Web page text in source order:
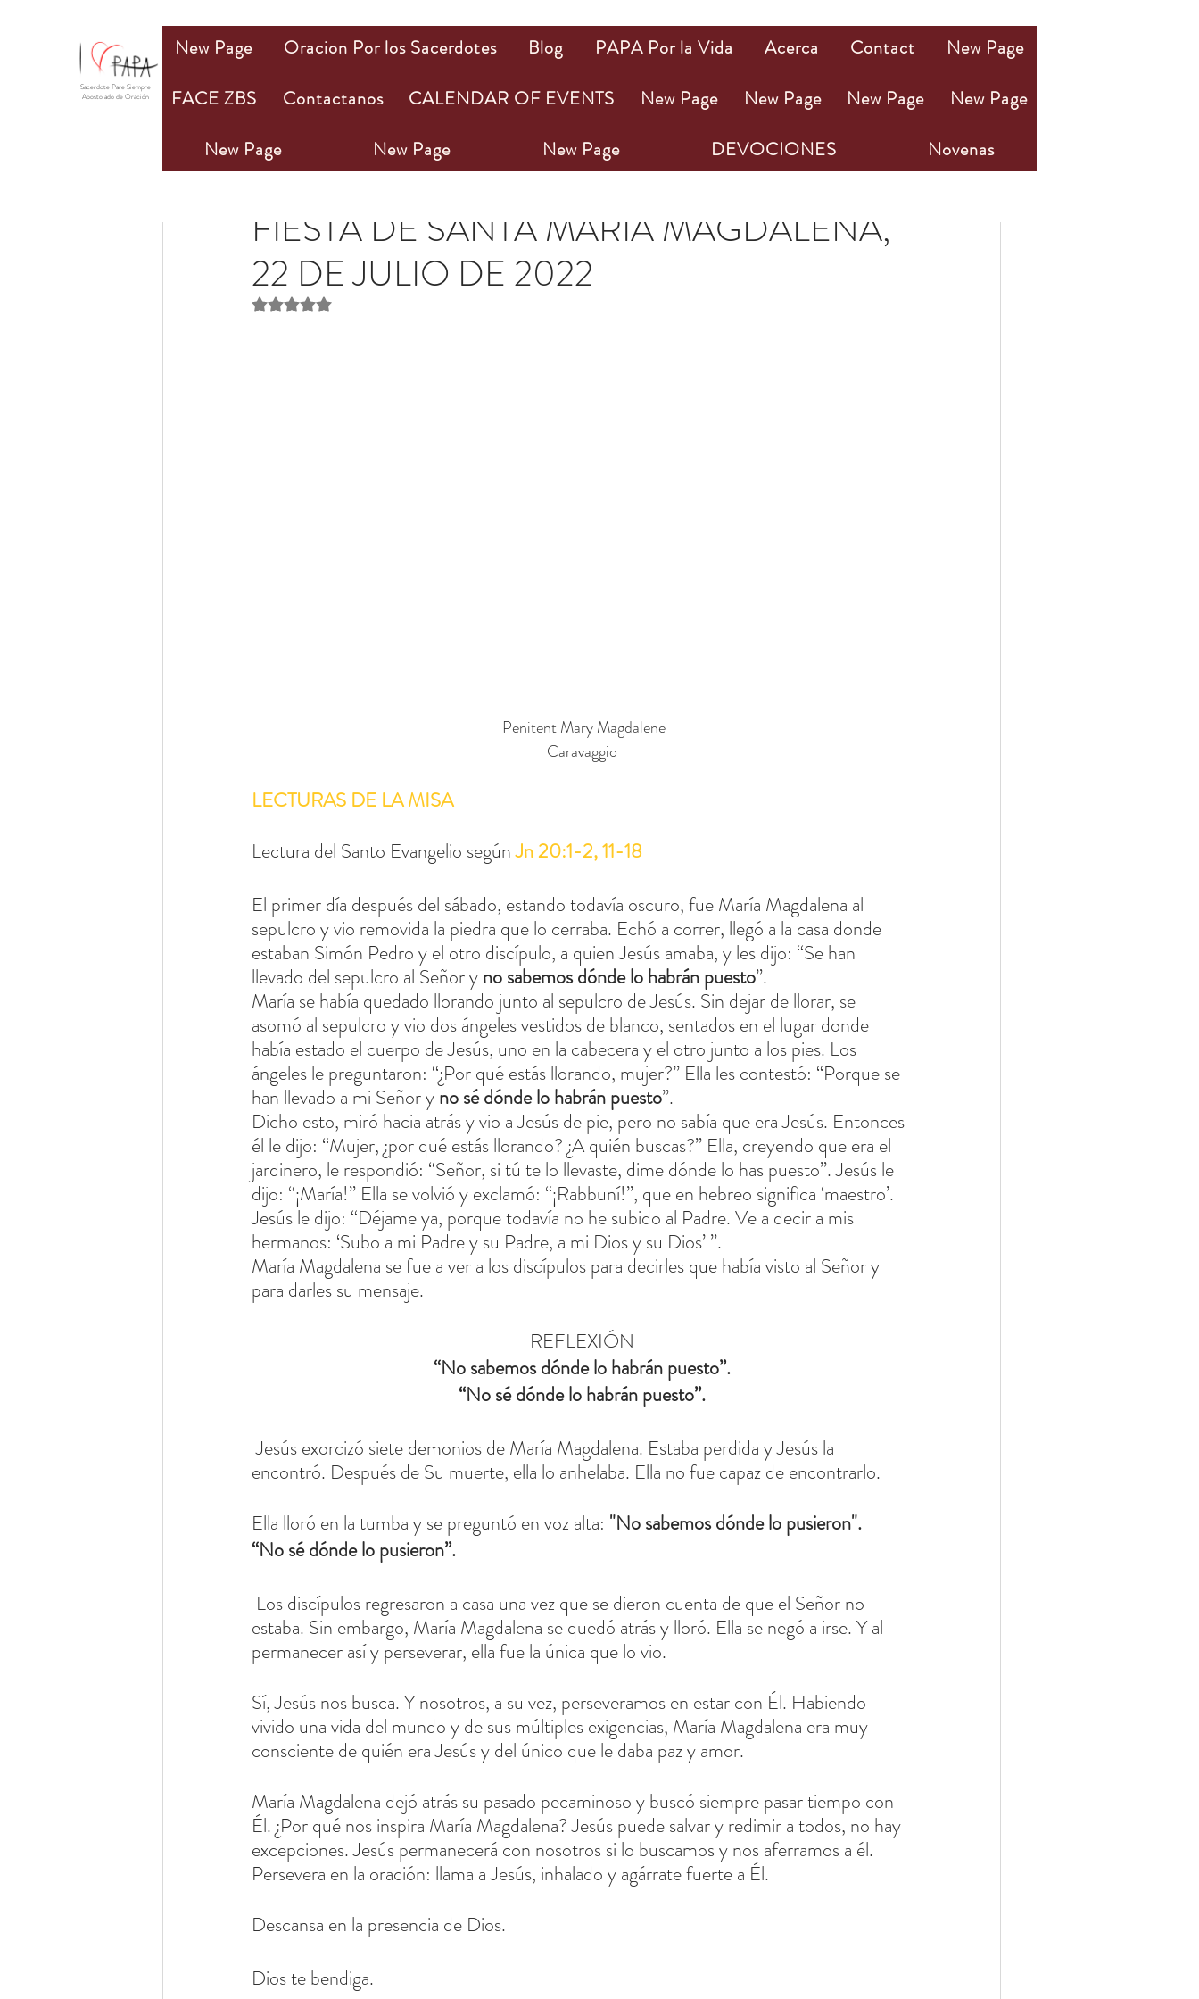
FIESTA DE SANTA MARÍA MAGDALENA,
22 DE JULIO DE 2022
Obtuvo NaN de 5 estrellas.
Penitent Mary Magdalene
Caravaggio
LECTURAS DE LA MISA
Lectura del Santo Evangelio segúnJn 20:1-2, 11-18
El primer día después del sábado, estando todavía oscuro, fue María Magdalena al
sepulcro y vio removida la piedra que lo cerraba. Echó a correr, llegó a la casa donde
estaban Simón Pedro y el otro discípulo, a quien Jesús amaba, y les dijo: “Se han
llevado del sepulcro al Señor y no sabemos dónde lo habrán puesto”.
María se había quedado llorando junto al sepulcro de Jesús. Sin dejar de llorar, se
asomó al sepulcro y vio dos ángeles vestidos de blanco, sentados en el lugar donde
había estado el cuerpo de Jesús, uno en la cabecera y el otro junto a los pies. Los
ángeles le preguntaron: “¿Por qué estás llorando, mujer?” Ella les contestó: “Porque se
han llevado a mi Señor y no sé dónde lo habrán puesto”.
Dicho esto, miró hacia atrás y vio a Jesús de pie, pero no sabía que era Jesús. Entonces
él le dijo: “Mujer, ¿por qué estás llorando? ¿A quién buscas?” Ella, creyendo que era el
jardinero, le respondió: “Señor, si tú te lo llevaste, dime dónde lo has puesto”. Jesús le
dijo: “¡María!” Ella se volvió y exclamó: “¡Rabbuní!”, que en hebreo significa ‘maestro’.
Jesús le dijo: “Déjame ya, porque todavía no he subido al Padre. Ve a decir a mis
hermanos: ‘Subo a mi Padre y su Padre, a mi Dios y su Dios’ ”.
María Magdalena se fue a ver a los discípulos para decirles que había visto al Señor y
para darles su mensaje.
REFLEXIÓN
“No sabemos dónde lo habrán puesto”.
“No sé dónde lo habrán puesto”.
Jesús exorcizó siete demonios de María Magdalena. Estaba perdida y Jesús la
encontró. Después de Su muerte, ella lo anhelaba. Ella no fue capaz de encontrarlo.
Ella lloró en la tumba y se preguntó en voz alta: "No sabemos dónde lo pusieron".
“No sé dónde lo pusieron”.
estaba. Sin embargo, María Magdalena se quedó atrás y lloró. Ella se negó a irse. Y al
permanecer así y perseverar, ella fue la única que lo vio.
Sí, Jesús nos busca. Y nosotros, a su vez, perseveramos en estar con Él. Habiendo
vivido una vida del mundo y de sus múltiples exigencias, María Magdalena era muy
consciente de quién era Jesús y del único que le daba paz y amor.
María Magdalena dejó atrás su pasado pecaminoso y buscó siempre pasar tiempo con
Él. ¿Por qué nos inspira María Magdalena? Jesús puede salvar y redimir a todos, no hay
excepciones. Jesús permanecerá con nosotros si lo buscamos y nos aferramos a él.
Persevera en la oración: llama a Jesús, inhalado y agárrate fuerte a Él.
Descansa en la presencia de Dios.
Dios te bendiga.
New Page Oracion Por los Sacerdotes Blog PAPA Por la Vida Acerca Contact
New Page
FACE ZBS
Contactanos CALENDAR OF EVENTS New Page New Page New Page
New Page
New Page
New Page New Page DEVOCIONES Novenas
Sacerdote Pare Siempre
Apostolado de Oración